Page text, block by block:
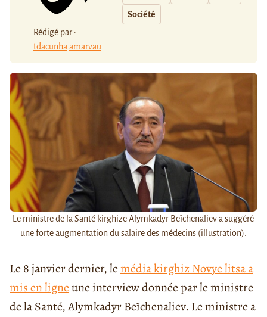
Rédigé par :
tdacunha amarvau
Société
Le ministre de la Santé kirghize Alymkadyr Beïchenaliev a suggéré
une forte augmentation du salaire des médecins (illustration).
Le 8 janvier dernier, lemédia kirghiz Novye litsa a
mis en ligneune interview donnée par le ministre
de la Santé, Alymkadyr Beïchenaliev. Le ministre a